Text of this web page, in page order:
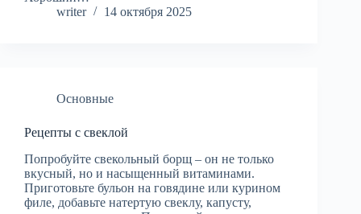
writer
14 октября 2025
Основные
Рецепты с свеклой
Попробуйте свекольный борщ – он не только
вкусный, но и насыщенный витаминами.
Приготовьте бульон на говядине или курином
филе, добавьте натертую свеклу, капусту,